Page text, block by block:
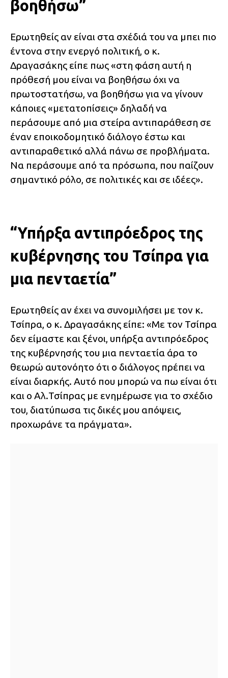
βοηθήσω”
Ερωτηθείς αν είναι στα σχέδιά του να μπει πιο
έντονα στην ενεργό πολιτική, ο κ.
Δραγασάκης είπε πως «στη φάση αυτή η
πρόθεσή μου είναι να βοηθήσω όχι να
πρωτοστατήσω, να βοηθήσω για να γίνουν
κάποιες «μετατοπίσεις» δηλαδή να
περάσουμε από μια στείρα αντιπαράθεση σε
έναν εποικοδομητικό διάλογο έστω και
αντιπαραθετικό αλλά πάνω σε προβλήματα.
Να περάσουμε από τα πρόσωπα, που παίζουν
σημαντικό ρόλο, σε πολιτικές και σε ιδέες».
“Υπήρξα αντιπρόεδρος της
κυβέρνησης του Τσίπρα για
μια πενταετία”
Ερωτηθείς αν έχει να συνομιλήσει με τον κ.
Τσίπρα, ο κ. Δραγασάκης είπε: «Με τον Τσίπρα
δεν είμαστε και ξένοι, υπήρξα αντιπρόεδρος
της κυβέρνησής του μια πενταετία άρα το
θεωρώ αυτονόητο ότι ο διάλογος πρέπει να
είναι διαρκής. Αυτό που μπορώ να πω είναι ότι
και ο Αλ.Τσίπρας με ενημέρωσε για το σχέδιο
του, διατύπωσα τις δικές μου απόψεις,
προχωράνε τα πράγματα».